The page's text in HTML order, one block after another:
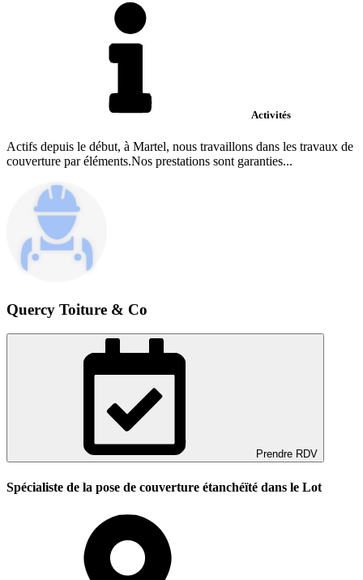
Activités
Actifs depuis le début, à Martel, nous travaillons dans les travaux de
couverture par éléments.Nos prestations sont garanties...
Quercy Toiture & Co
Prendre RDV
Spécialiste de la pose de couverture étanchéïté dans le Lot